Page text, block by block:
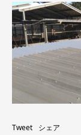
Tweet シェア